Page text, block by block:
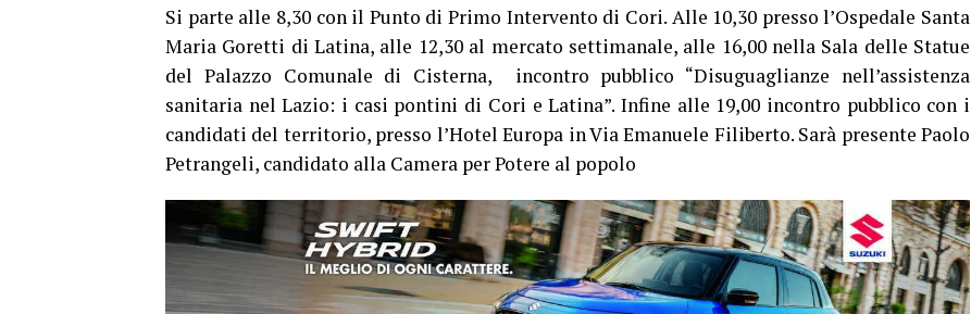
Si parte alle 8,30 con il Punto di Primo Intervento di Cori. Alle 10,30 presso l’Ospedale Santa
Maria Goretti di Latina, alle 12,30 al mercato settimanale, alle 16,00 nella Sala delle Statue
del Palazzo Comunale di Cisterna, incontro pubblico “Disuguaglianze nell’assistenza
sanitaria nel Lazio: i casi pontini di Cori e Latina”. Infine alle 19,00 incontro pubblico con i
candidati del territorio, presso l’Hotel Europa in Via Emanuele Filiberto. Sarà presente Paolo
Petrangeli, candidato alla Camera per Potere al popolo